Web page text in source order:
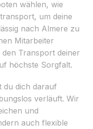
wählen, wie
um deine
nach Almere zu
Mitarbeiter
Transport deiner
höchste Sorgfalt.
du dich darauf
verläuft. Wir
und
auch flexible